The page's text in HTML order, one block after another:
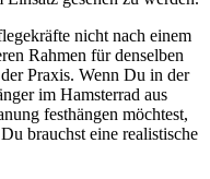
nicht nach einem
Rahmen für denselben
Praxis. Wenn Du in der
im Hamsterrad aus
festhängen möchtest,
brauchst eine realistische